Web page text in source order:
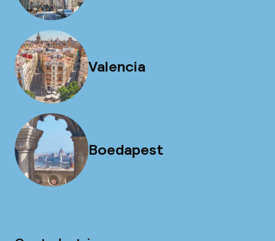
Valencia
Boedapest